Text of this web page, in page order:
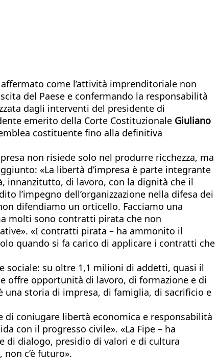
come l’attività imprenditoriale non
del Paese e confermando la responsabilità
dagli interventi del presidente di
emerito della Corte Costituzionale Giuliano
costituente fino alla definitiva
non risiede solo nel produrre ricchezza, ma
«La libertà d’impresa è parte integrante
innanzitutto, di lavoro, con la dignità che il
l’impegno dell’organizzazione nella difesa dei
difendiamo un orticello. Facciamo una
molti sono contratti pirata che non
«I contratti pirata – ha ammonito il
quando si fa carico di applicare i contratti che
sociale: su oltre 1,1 milioni di addetti, quasi il
offre opportunità di lavoro, di formazione e di
una storia di impresa, di famiglia, di sacrificio e
coniugare libertà economica e responsabilità
con il progresso civile». «La Fipe – ha
di dialogo, presidio di valori e di cultura
c’è futuro».